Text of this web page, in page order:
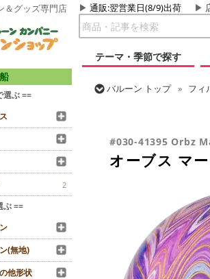
＆グッズ専門店 通販:翌営業日(8/9)出荷
テーマ・季節で探す
選ぶ ==
2
ぶ ==
(無地)
他形状
バルーン トップ フィ
#030-41395 Orbz
オーブス マ